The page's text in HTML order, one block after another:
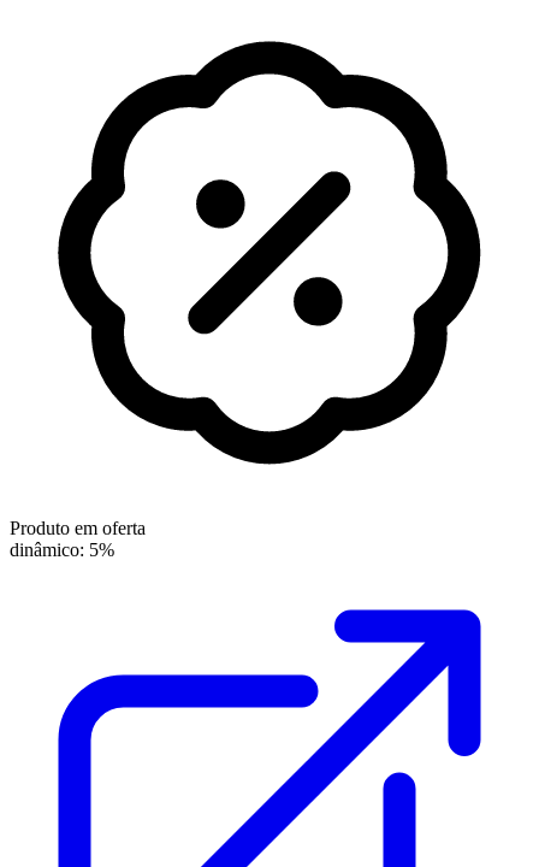
Produto em oferta
dinâmico: 5%